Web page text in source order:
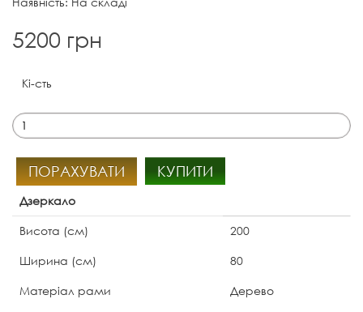
5200 грн
Кі-сть
ПОРАХУВАТИ КУПИТИ
Дзеркало
Висота (см)
200
Ширина (см)
80
Матеріал рами
Дерево